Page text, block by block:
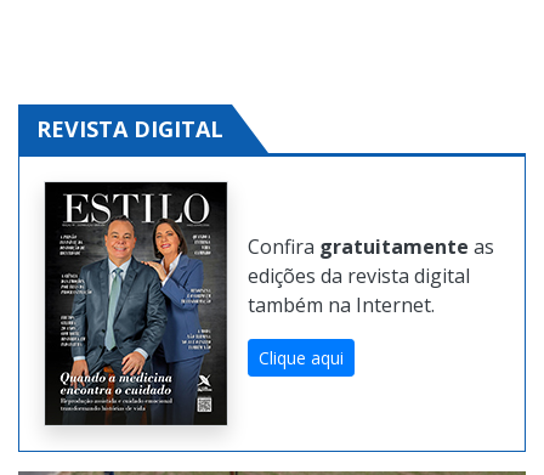
REVISTA DIGITAL
Confira gratuitamente as
edições da revista digital
também na Internet.
Clique aqui